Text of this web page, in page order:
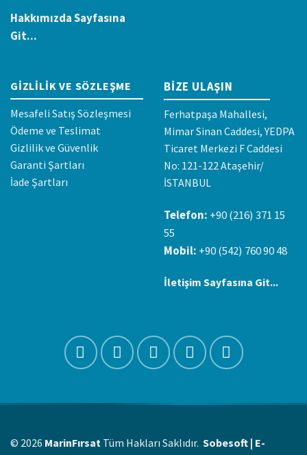
Hakkımızda Sayfasına
Git...
GIZLILIK VE SÖZLEŞME
Mesafeli Satış Sözleşmesi
Ödeme ve Teslimat
Gizlilik ve Güvenlik
Garanti Şartları
İade Şartları
BIZE ULAŞIN
Ferhatpaşa Mahallesi,
Mimar Sinan Caddesi, YEDPA
Ticaret Merkezi F Caddesi
No: 121-122 Ataşehir/
İSTANBUL
Telefon: +90 (216) 371 15
55
Mobil: +90 (542) 760 90 48
İletişim Sayfasına Git...
© 2026 MarinFırsat Tüm Hakları Saklıdır. Sobesoft | E-